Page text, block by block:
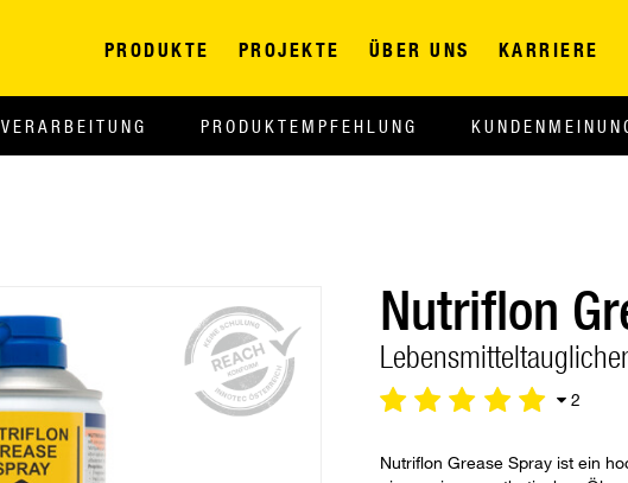
PRODUKTE PROJEKTE ÜBER UNS KARRIERE
VERARBEITUNG PRODUKTEMPFEHLUNG
Nutriflon
2
Nutriflon Grease Spray ist ein